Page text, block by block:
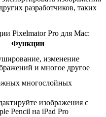
разработчиков, таких
Pixelmator Pro для Mac:
Функции
изменение
и многое другое
многослойных
изображения с
Pencil на iPad Pro